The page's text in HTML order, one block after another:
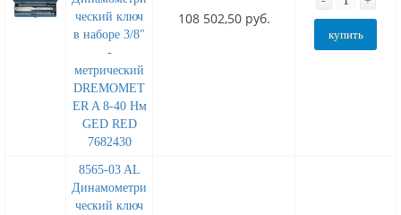
ческий ключ
в наборе 3/8"
-
метрический
DREMOMET
ER A 8-40 Нм
GED RED
7682430
108 502,50 руб.
купить
8565-03 AL
Динамометри
ческий ключ